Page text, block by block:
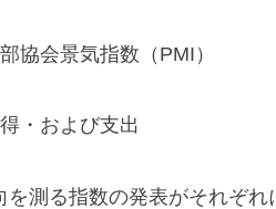
協会景気指数（PMI）
・および支出
測る指数の発表がそれぞ